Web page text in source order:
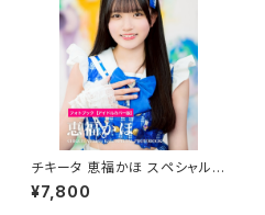
チキータ 恵福かほ スペシャルフ
ォトブック
¥7,800